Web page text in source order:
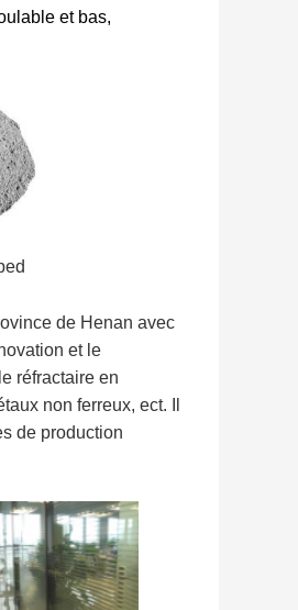
et bas,
de Henan avec
et le
réfractaire en
non ferreux, ect. Il
de production